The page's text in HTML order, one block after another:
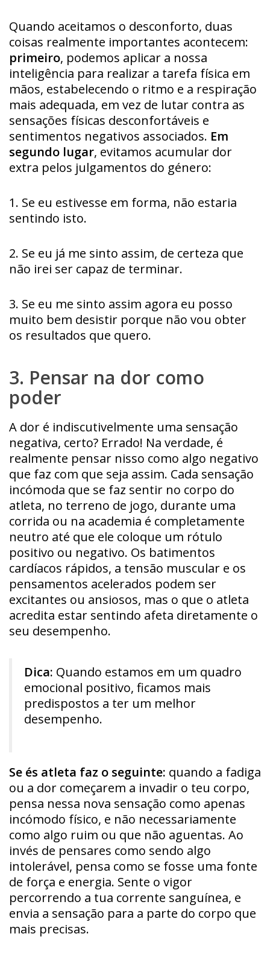
Quando aceitamos o desconforto, duas
coisas realmente importantes acontecem:
primeiro, podemos aplicar a nossa
inteligência para realizar a tarefa física em
mãos, estabelecendo o ritmo e a respiração
mais adequada, em vez de lutar contra as
sensações físicas desconfortáveis e
sentimentos negativos associados. Em
segundo lugar, evitamos acumular dor
extra pelos julgamentos do género:
1. Se eu estivesse em forma, não estaria
sentindo isto.
2. Se eu já me sinto assim, de certeza que
não irei ser capaz de terminar.
3. Se eu me sinto assim agora eu posso
muito bem desistir porque não vou obter
os resultados que quero.
3. Pensar na dor como
poder
A dor é indiscutivelmente uma sensação
negativa, certo? Errado! Na verdade, é
realmente pensar nisso como algo negativo
que faz com que seja assim. Cada sensação
incómoda que se faz sentir no corpo do
atleta, no terreno de jogo, durante uma
corrida ou na academia é completamente
neutro até que ele coloque um rótulo
positivo ou negativo. Os batimentos
cardíacos rápidos, a tensão muscular e os
pensamentos acelerados podem ser
excitantes ou ansiosos, mas o que o atleta
acredita estar sentindo afeta diretamente o
seu desempenho.
Dica: Quando estamos em um quadro
emocional positivo, ficamos mais
predispostos a ter um melhor
desempenho.
Se és atleta faz o seguinte: quando a fadiga
ou a dor começarem a invadir o teu corpo,
pensa nessa nova sensação como apenas
incómodo físico, e não necessariamente
como algo ruim ou que não aguentas. Ao
invés de pensares como sendo algo
intolerável, pensa como se fosse uma fonte
de força e energia. Sente o vigor
percorrendo a tua corrente sanguínea, e
envia a sensação para a parte do corpo que
mais precisas.